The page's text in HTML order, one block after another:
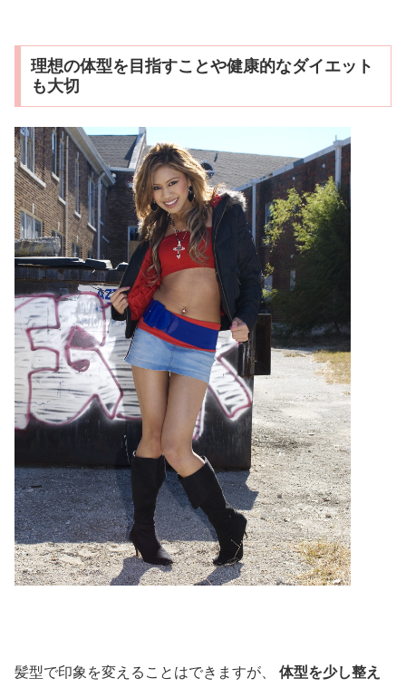
理想の体型を目指すことや健康的なダイエット
も大切
髪型で印象を変えることはできますが、 体型を少し整え